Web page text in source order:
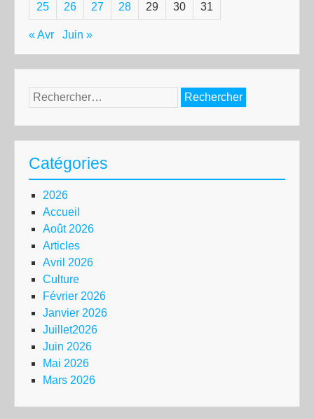
25 26 27 28 29 30 31
« Avr Juin »
Rechercher :
Catégories
2026
Accueil
Août 2026
Articles
Avril 2026
Culture
Février 2026
Janvier 2026
Juillet2026
Juin 2026
Mai 2026
Mars 2026